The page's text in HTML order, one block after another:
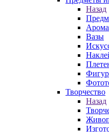
Назад
Вазы
Творчество
Назад